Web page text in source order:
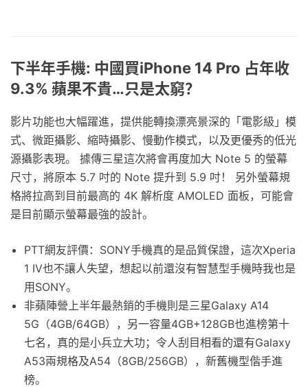
下半年手機: 中國買iPhone 14 Pro 占年收
9.3% 蘋果不貴…只是太窮？
影片功能也大幅躍進，提供能轉換漂亮景深的「電影級」模
式、微距攝影、縮時攝影、慢動作模式，以及更優秀的低光
源攝影表現。 據傳三星這次將會再度加大 Note 5 的螢幕
尺寸，將原本 5.7 吋的 Note 提升到 5.9 吋！ 另外螢幕規
格將拉高到目前最高的 4K 解析度 AMOLED 面板，可能會
是目前顯示螢幕最強的設計。
PTT網友評價：SONY手機真的是品質保證，這次Xperia
1 IV也不讓人失望，想起以前還沒有智慧型手機時我也是
用SONY。
非蘋陣營上半年最熱銷的手機則是三星Galaxy A14
5G（4GB/64GB），另一容量4GB+128GB也進榜第十
七名，真的是小兵立大功；令人刮目相看的還有Galaxy
A53兩規格及A54（8GB/256GB），新舊機型偕手進
榜。